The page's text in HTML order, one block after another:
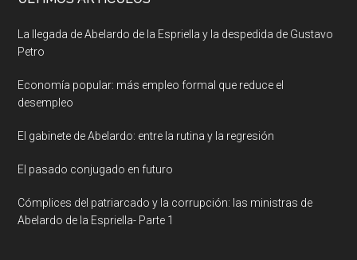
La llegada de Abelardo de la Espriella y la despedida de Gustavo
Petro
Economía popular: más empleo formal que reduce el
desempleo
El gabinete de Abelardo: entre la rutina y la regresión
El pasado conjugado en futuro
Cómplices del patriarcado y la corrupción: las ministras de
Abelardo de la Espriella- Parte 1